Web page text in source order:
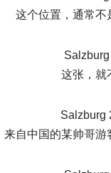
这个位置，通常不
这张，就
来自中国的某帅哥游